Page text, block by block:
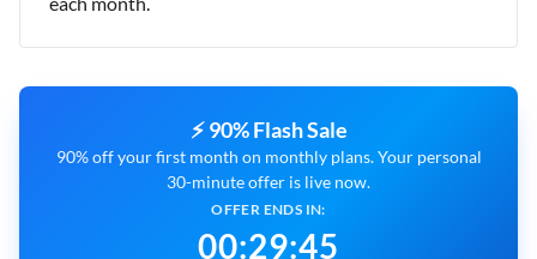
⚡ 90% Flash Sale
90% off your first month on monthly plans. Your personal
30-minute offer is live now.
OFFER ENDS IN:
00:29:44